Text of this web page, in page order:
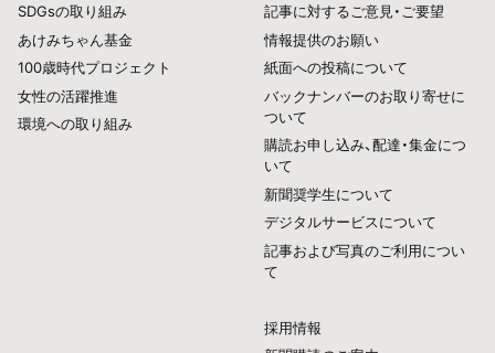
SDGsの取り組み
あけみちゃん基金
100歳時代プロジェクト
女性の活躍推進
環境への取り組み
記事に対するご意見・ご要望
情報提供のお願い
紙面への投稿について
バックナンバーのお取り寄せに
ついて
購読お申し込み、配達・集金につ
いて
新聞奨学生について
デジタルサービスについて
記事および写真のご利用につい
て
採用情報